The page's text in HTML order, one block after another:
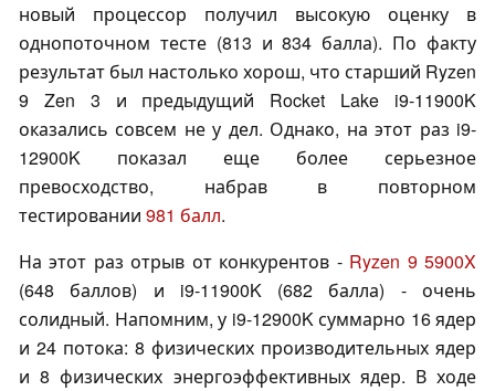
новый процессор получил высокую оценку в
однопоточном тесте (813 и 834 балла). По факту
результат был настолько хорош, что старший Ryzen
9 Zen 3 и предыдущий Rocket Lake i9-11900K
оказались совсем не у дел. Однако, на этот раз i9-
12900K показал еще более серьезное
превосходство, набрав в повторном
тестировании 981 балл.
На этот раз отрыв от конкурентов - Ryzen 9 5900X
(648 баллов) и i9-11900K (682 балла) - очень
солидный. Напомним, у i9-12900K суммарно 16 ядер
и 24 потока: 8 физических производительных ядер
и 8 физических энергоэффективных ядер. В ходе